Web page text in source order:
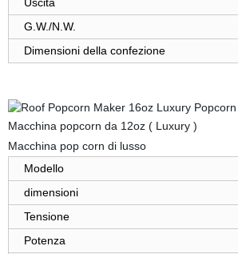
G.W./N.W.
Dimensioni della confezione
Macchina popcorn da 12oz ( Luxury )
Macchina pop corn di lusso
Modello
dimensioni
Tensione
Potenza